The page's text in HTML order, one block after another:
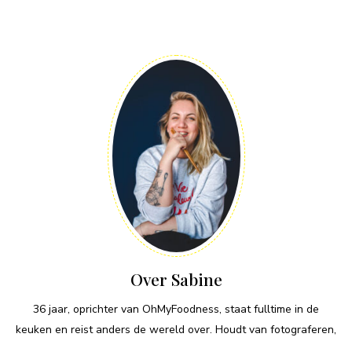
Over Sabine
36 jaar, oprichter van OhMyFoodness, staat fulltime in de
keuken en reist anders de wereld over. Houdt van fotograferen,